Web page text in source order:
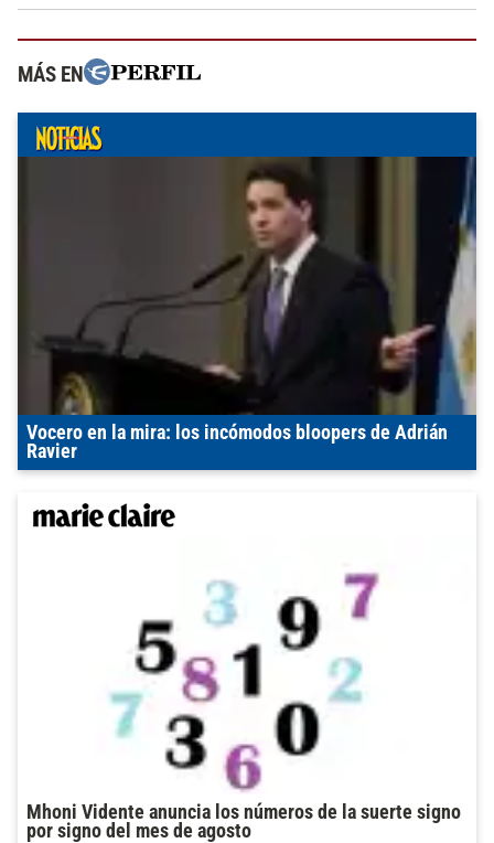
MÁS EN
Vocero en la mira: los incómodos bloopers de Adrián
Ravier
Mhoni Vidente anuncia los números de la suerte signo
por signo del mes de agosto